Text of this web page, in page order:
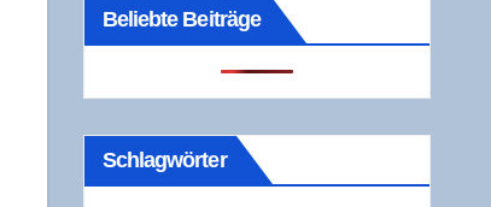
Beliebte Beiträge
Schlag­wör­ter